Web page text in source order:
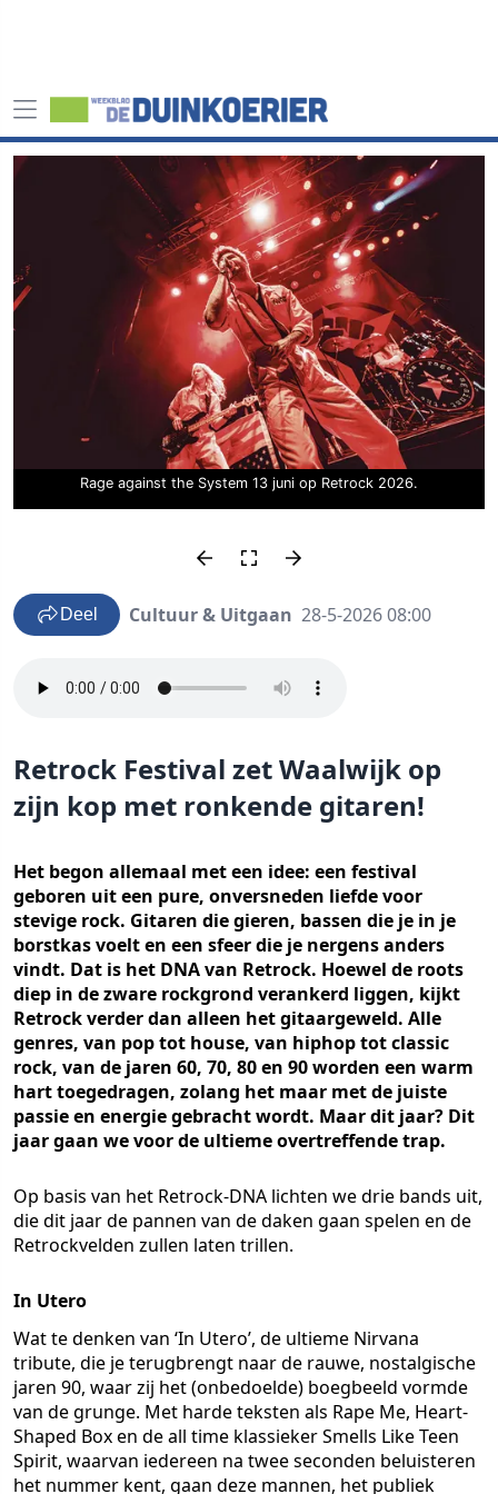
Rage against the System 13 juni op Retrock 2026.
Deel Cultuur & Uitgaan 28-5-2026 08:00
Retrock Festival zet Waalwijk op
zijn kop met ronkende gitaren!
Het begon allemaal met een idee: een festival
geboren uit een pure, onversneden liefde voor
stevige rock. Gitaren die gieren, bassen die je in je
borstkas voelt en een sfeer die je nergens anders
vindt. Dat is het DNA van Retrock. Hoewel de roots
diep in de zware rockgrond verankerd liggen, kijkt
Retrock verder dan alleen het gitaargeweld. Alle
genres, van pop tot house, van hiphop tot classic
rock, van de jaren 60, 70, 80 en 90 worden een warm
hart toegedragen, zolang het maar met de juiste
passie en energie gebracht wordt. Maar dit jaar? Dit
jaar gaan we voor de ultieme overtreffende trap.
Op basis van het Retrock-DNA lichten we drie bands uit,
die dit jaar de pannen van de daken gaan spelen en de
Retrockvelden zullen laten trillen.
In Utero
Wat te denken van ‘In Utero’, de ultieme Nirvana
tribute, die je terugbrengt naar de rauwe, nostalgische
jaren 90, waar zij het (onbedoelde) boegbeeld vormde
van de grunge. Met harde teksten als Rape Me, Heart-
Shaped Box en de all time klassieker Smells Like Teen
Spirit, waarvan iedereen na twee seconden beluisteren
het nummer kent, gaan deze mannen, het publiek